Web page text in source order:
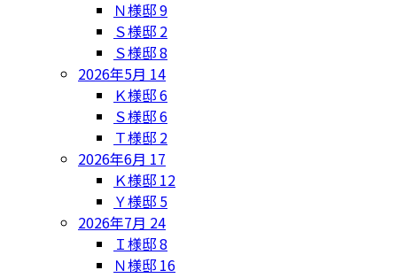
Ｎ様邸9
Ｓ様邸 2
Ｓ様邸8
2026年5月 14
Ｋ様邸6
Ｓ様邸6
Ｔ様邸 2
2026年6月 17
Ｋ様邸 12
Ｙ様邸 5
2026年7月 24
Ｉ様邸8
Ｎ様邸 16